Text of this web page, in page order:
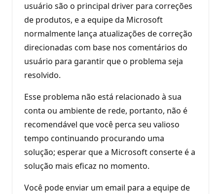
usuário são o principal driver para correções
de produtos, e a equipe da Microsoft
normalmente lança atualizações de correção
direcionadas com base nos comentários do
usuário para garantir que o problema seja
resolvido.
Esse problema não está relacionado à sua
conta ou ambiente de rede, portanto, não é
recomendável que você perca seu valioso
tempo continuando procurando uma
solução; esperar que a Microsoft conserte é a
solução mais eficaz no momento.
Você pode enviar um email para a equipe de